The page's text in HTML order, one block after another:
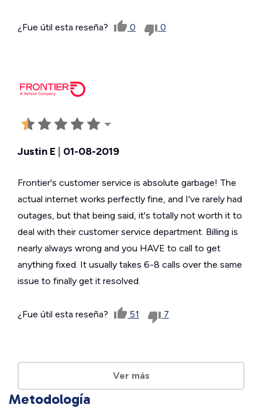
¿Fue útil esta reseña? 0 0
Justin E | 01-08-2019
Frontier's customer service is absolute garbage! The
actual internet works perfectly fine, and I've rarely had
outages, but that being said, it's totally not worth it to
deal with their customer service department. Billing is
nearly always wrong and you HAVE to call to get
anything fixed. It usually takes 6-8 calls over the same
issue to finally get it resolved.
¿Fue útil esta reseña? 51 7
Ver más
Metodología